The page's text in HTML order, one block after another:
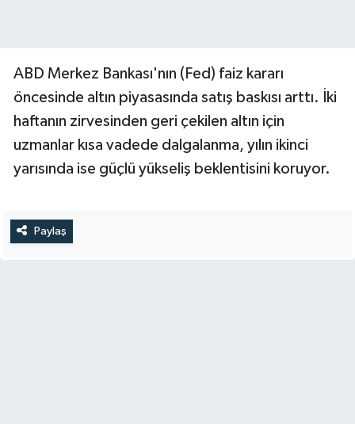
ABD Merkez Bankası'nın (Fed) faiz kararı
öncesinde altın piyasasında satış baskısı arttı. İki
haftanın zirvesinden geri çekilen altın için
uzmanlar kısa vadede dalgalanma, yılın ikinci
yarısında ise güçlü yükseliş beklentisini koruyor.
Paylaş